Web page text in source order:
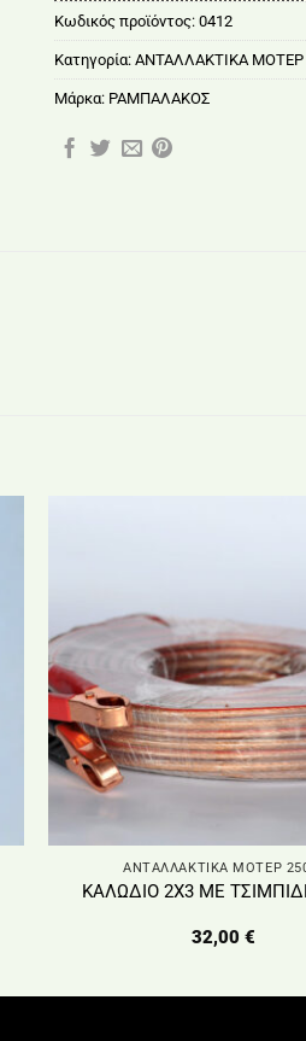
Κωδικός προϊόντος: 0412
Κατηγορία: ΑΝΤΑΛΛΑΚΤΙΚΑ ΜΟΤΕΡ
Μάρκα: ΡΑΜΠΑΛΑΚΟΣ
ΑΝΤΑΛΛΑΚΤΙΚΑ ΜΟΤΕΡ
ΚΑΛΩΔΙΟ 2Χ3 ΜΕ
32,00 €